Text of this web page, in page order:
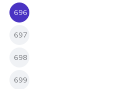
696
697
698
699